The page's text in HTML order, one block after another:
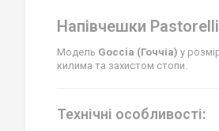
Напівчешки
Модель Goccia (Гоччіа) у
килима та захистом стопи.
Технічні особливості: